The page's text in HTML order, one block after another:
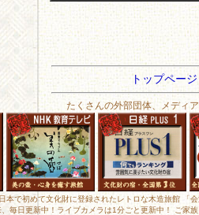
トップペー
たくさんの外部団体、メディ
本で初めて文化財に登録されたレトロな木造旅館
毎日更新中！ライブカメラは1分ごと更新中！ ご家